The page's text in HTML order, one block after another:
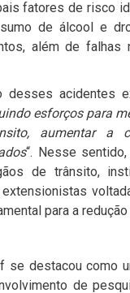
fatores de risco
de álcool e
além de falhas
desses acidentes
esforços para
aumentar a
“. Nesse
de trânsito,
para a
se destacou como
de